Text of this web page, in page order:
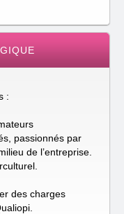
:
passionnés par
de l’entreprise.
des charges